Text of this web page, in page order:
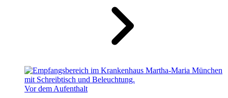
Vor dem Aufenthalt